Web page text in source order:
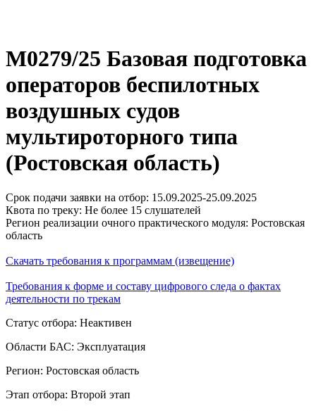
М0279/25 Базовая подготовка
операторов беспилотных
воздушных судов
мультироторного типа
(Ростовская область)
Срок подачи заявки на отбор: 15.09.2025-25.09.2025
Квота по треку: Не более 15 слушателей
Регион реализации очного практического модуля: Ростовская
область
Скачать требования к программам (извещение)
Требования к форме и составу цифрового следа о фактах
деятельности по трекам
Статус отбора: Неактивен
Области БАС: Эксплуатация
Регион: Ростовская область
Этап отбора: Второй этап